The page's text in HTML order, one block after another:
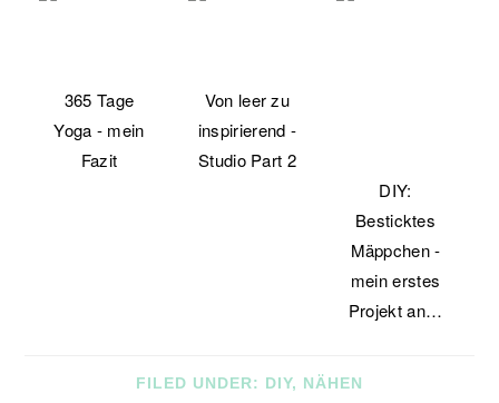
365 Tage
Yoga - mein
Fazit
Von leer zu
inspirierend -
Studio Part 2
DIY:
Besticktes
Mäppchen -
mein erstes
Projekt an…
FILED UNDER: DIY, NÄHEN